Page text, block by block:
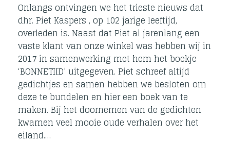
Onlangs ontvingen we het trieste nieuws dat
dhr. Piet Kaspers , op 102 jarige leeftijd,
overleden is. Naast dat Piet al jarenlang een
vaste klant van onze winkel was hebben wij in
2017 in samenwerking met hem het boekje
‘BONNETIID’ uitgegeven. Piet schreef altijd
gedichtjes en samen hebben we besloten om
deze te bundelen en hier een boek van te
maken. Bij het doornemen van de gedichten
kwamen veel mooie oude verhalen over het
eiland.…